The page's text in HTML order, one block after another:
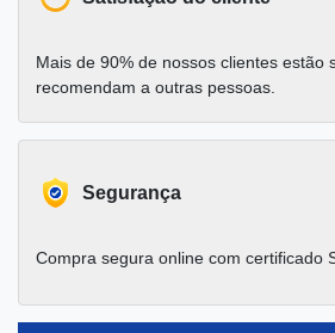
Mais de 90% de nossos clientes estão
recomendam a outras pessoas.
Segurança
Compra segura online com certificado